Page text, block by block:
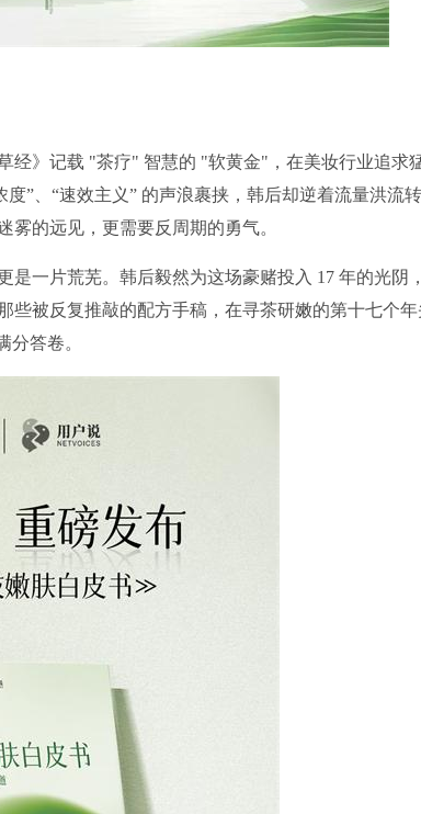
经》记载 "茶疗" 智慧的 "软黄金"，在美妆行业追求
”、“速效主义” 的声浪裹挟，韩后却逆着流量洪流转
的远见，更需要反周期的勇气。
一片荒芜。韩后毅然为这场豪赌投入 17 年的光阴
些被反复推敲的配方手稿，在寻茶研嫩的第十七个
分答卷。